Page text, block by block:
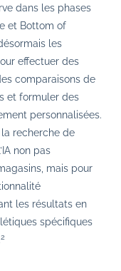
dans les phases
et Bottom of
les
effectuer des
comparaisons de
et formuler des
personnalisées.
recherche de
non pas
mais pour
les résultats en
spécifiques
2